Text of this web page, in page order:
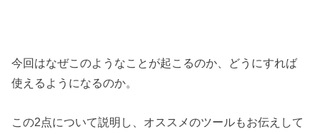
今回はなぜこのようなことが起こるのか、どうにすれば
使えるようになるのか。
この2点について説明し、オススメのツールもお伝えして